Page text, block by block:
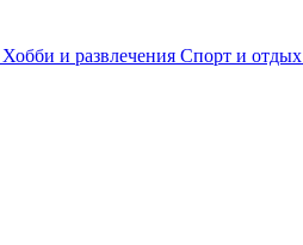
Хобби и развлечения Спорт и отдых